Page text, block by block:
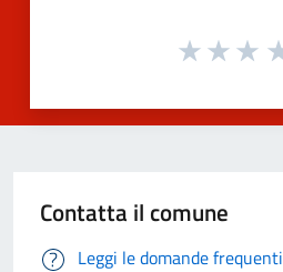
Contatta il comune
Leggi le domande frequenti